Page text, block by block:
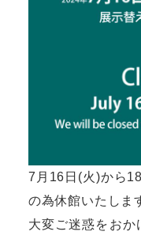
7月16日(火)から
の為休館いたしま
大変ご迷惑をおか